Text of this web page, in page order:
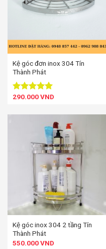
Kệ góc đơn inox 304 Tín
Thành Phát
Được xếp
5 sao
290.000VND
Kệ góc inox 304 2 tầng Tín
Thành Phát
550.000VND